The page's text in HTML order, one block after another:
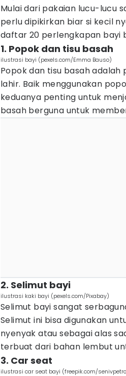
Mulai dari pakaian lucu-lucu
perlu dipikirkan biar si kecil
daftar 20 perlengkapan bayi
1. Popok dan tisu basah
ilustrasi bayi (pexels.com/Emma Bauso)
Popok dan tisu basah
lahir. Baik menggunakan
keduanya penting untuk
basah berguna untuk
2. Selimut bayi
ilustrasi kaki bayi (pexels.com/Pixabay)
Selimut bayi sangat
Selimut ini bisa digunakan
nyenyak atau sebagai alas
terbuat dari bahan lembut
3. Car seat
ilustrasi car seat bayi (freepik.com/